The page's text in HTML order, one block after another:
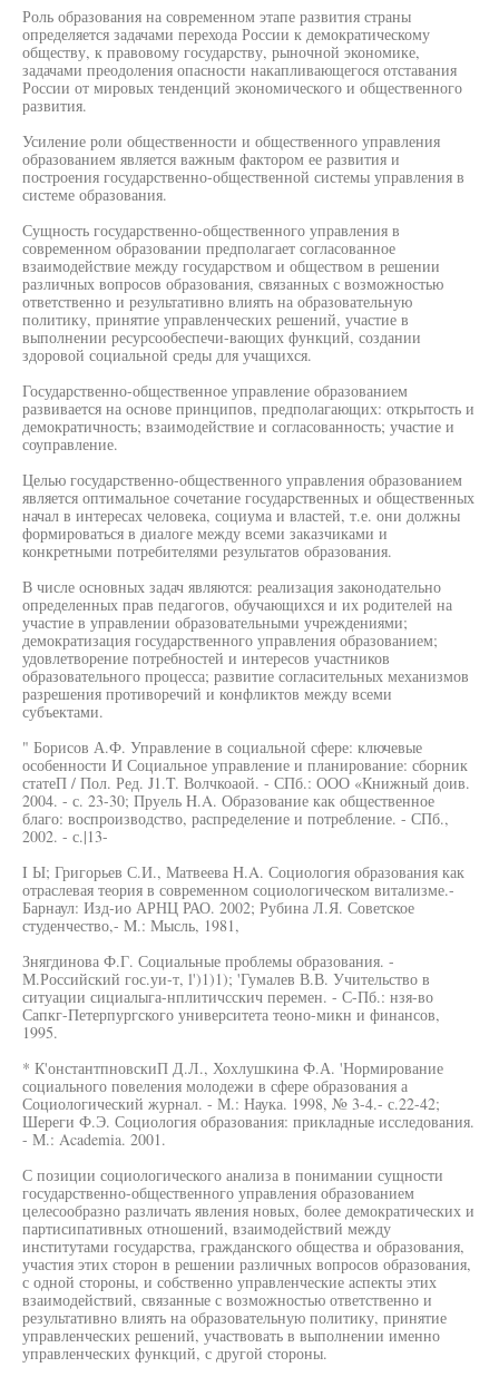
Роль образования на современном этапе развития страны
определяется задачами перехода России к демократическому
обществу, к правовому государству, рыночной экономике,
задачами преодоления опасности накапливающегося отставания
России от мировых тенденций экономического и общественного
развития.
Усиление роли общественности и общественного управления
образованием является важным фактором ее развития и
построения государственно-общественной системы управления в
системе образования.
Сущность государственно-общественного управления в
современном образовании предполагает согласованное
взаимодействие между государством и обществом в решении
различных вопросов образования, связанных с возможностью
ответственно и результативно влиять на образовательную
политику, принятие управленческих решений, участие в
выполнении ресурсообеспечи-вающих функций, создании
здоровой социальной среды для учащихся.
Государственно-общественное управление образованием
развивается на основе принципов, предполагающих: открытость и
демократичность; взаимодействие и согласованность; участие и
соуправление.
Целью государственно-общественного управления образованием
является оптимальное сочетание государственных и общественных
начал в интересах человека, социума и властей, т.е. они должны
формироваться в диалоге между всеми заказчиками и
конкретными потребителями результатов образования.
В числе основных задач являются: реализация законодательно
определенных прав педагогов, обучающихся и их родителей на
участие в управлении образовательными учреждениями;
демократизация государственного управления образованием;
удовлетворение потребностей и интересов участников
образовательного процесса; развитие согласительных механизмов
разрешения противоречий и конфликтов между всеми
субъектами.
" Борисов А.Ф. Управление в социальной сфере: ключевые
особенности И Социальное управление и планирование: сборник
статеП / Пол. Ред. J1.T. Волчкоаой. - СПб.: ООО «Книжный доив.
2004. - с. 23-30; Пруель H.A. Образование как общественное
благо: воспроизводство, распределение и потребление. - СПб.,
2002. - с.|13-
I Ы; Григорьев С.И., Матвеева H.A. Социология образования как
отраслевая теория в современном социологическом витализме.-
Барнаул: Изд-ио АРНЦ РАО. 2002; Рубина Л.Я. Советское
студенчество,- M.: Мысль, 1981,
Знягдинова Ф.Г. Социальные проблемы образования. -
М.Российский гос.уи-т, l')1)1); 'Гумалев В.В. Учительство в
ситуации сициалыга-нплитичсскич перемен. - С-Пб.: нзя-во
Сапкг-Петерпургского университета теоно-микн и финансов,
1995.
* К'онстантпновскиП Д.Л., Хохлушкина Ф.А. 'Нормирование
социального повеления молодежи в сфере образования а
Социологический журнал. - М.: Наука. 1998, № 3-4.- с.22-42;
Шереги Ф.Э. Социология образования: прикладные исследования.
- М.: Academia. 2001.
С позиции социологического анализа в понимании сущности
государственно-общественного управления образованием
целесообразно различать явления новых, более демократических и
партисипативных отношений, взаимодействий между
институтами государства, гражданского общества и образования,
участия этих сторон в решении различных вопросов образования,
с одной стороны, и собственно управленческие аспекты этих
взаимодействий, связанные с возможностью ответственно и
результативно влиять на образовательную политику, принятие
управленческих решений, участвовать в выполнении именно
управленческих функций, с другой стороны.